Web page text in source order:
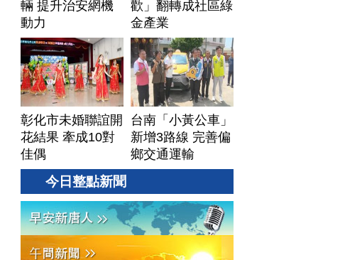
輛 提升治安網機
動力
歡」翻轉成社區綠
金產業
彰化市未婚聯誼開
花結果 牽成10對
佳偶
台南「小黃公車」
新增3路線 完善偏
鄉交通運輸
今日整點新聞